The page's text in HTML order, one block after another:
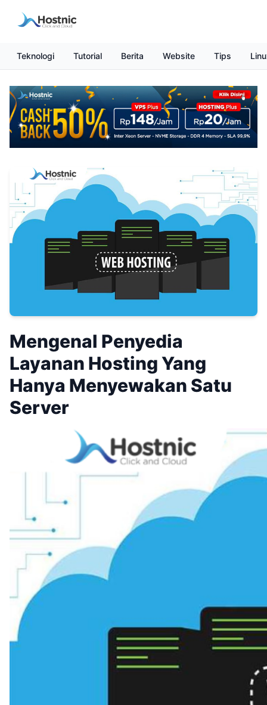
Teknologi Tutorial Berita Website Tips
Mengenal Penyedia
Layanan Hosting Yang
Hanya Menyewakan Satu
Server